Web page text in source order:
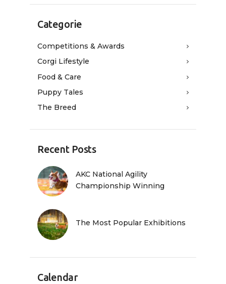
Categorie
Competitions & Awards
Corgi Lifestyle
Food & Care
Puppy Tales
The Breed
Recent Posts
AKC National Agility
Championship Winning
The Most Popular Exhibitions
Calendar